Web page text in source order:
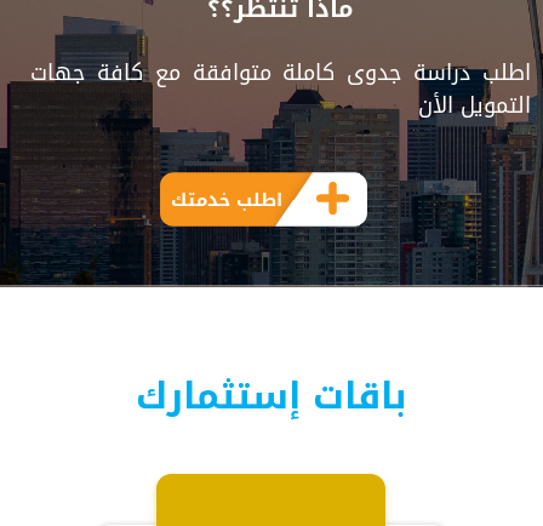
اطلب دراسة جدوى كاملة متوافقة مع كافة جهات
التمويل الأن
اطلب خدمتك
باقات إستثمارك